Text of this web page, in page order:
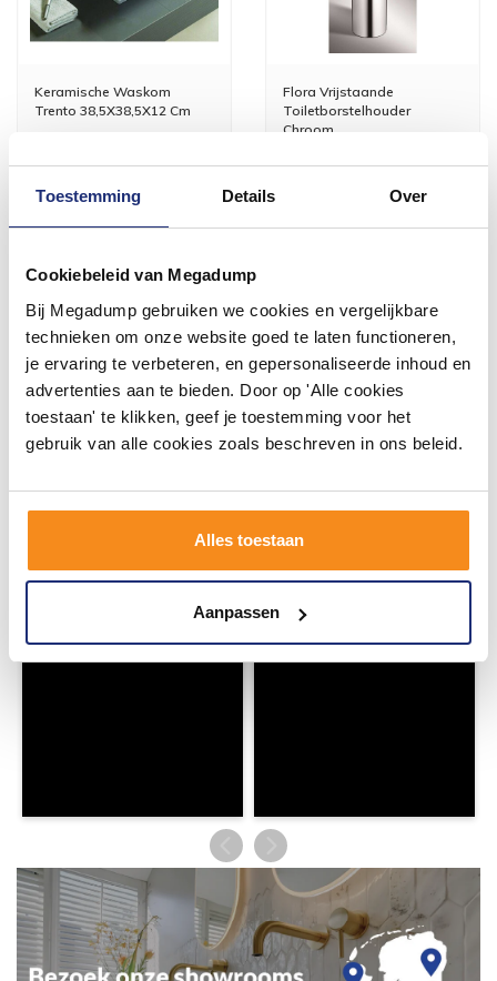
Toestemming Details Over
Cookiebeleid van Megadump
Bij Megadump gebruiken we cookies en vergelijkbare
technieken om onze website goed te laten functioneren,
je ervaring te verbeteren, en gepersonaliseerde inhoud en
advertenties aan te bieden. Door op 'Alle cookies
toestaan' te klikken, geef je toestemming voor het
gebruik van alle cookies zoals beschreven in ons beleid.
Alles toestaan
Aanpassen
Keramische Waskom
Trento 38,5X38,5X12 Cm
168,00
Meer info
Flora Vrijstaande
Toiletborstelhouder
Chroom
volgende werkdag in huis
95,53
78,95
#mijndroombadkamer
badkamer op Instagram met #mijndroombadkamer
en tag @megadumpnl. Samen bouwen we een
badkamerstijlen. Doe je mee?